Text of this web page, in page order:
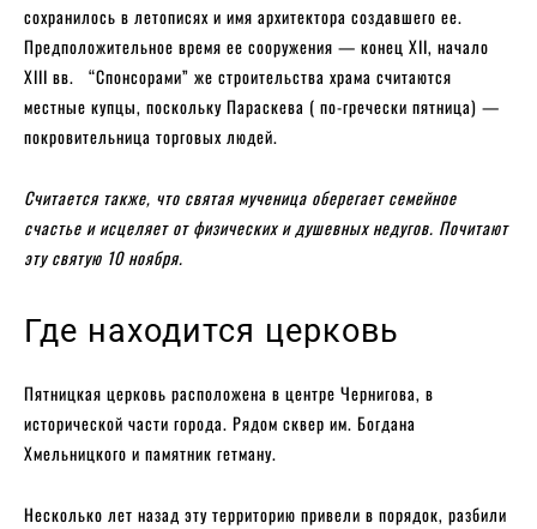
сохранилось в летописях и имя архитектора создавшего ее.
Предположительное время ее сооружения — конец XII, начало
XIII вв. “Спонсорами” же строительства храма считаются
местные купцы, поскольку Параскева ( по-гречески пятница) —
покровительница торговых людей.
Считается также, что святая мученица оберегает семейное
счастье и исцеляет от физических и душевных недугов. Почитают
эту святую 10 ноября.
Где находится церковь
Пятницкая церковь расположена в центре Чернигова, в
исторической части города. Рядом сквер им. Богдана
Хмельницкого и памятник гетману.
Несколько лет назад эту территорию привели в порядок, разбили